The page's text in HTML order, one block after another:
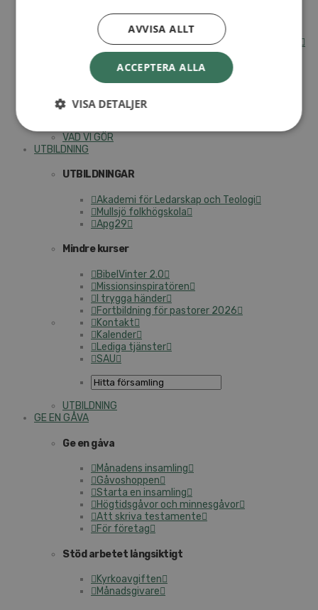
Engagera dig internationellt
Missionsinspiratörens verktygslåda
Entreprenörskap, företagande och Guds rike
Kontakt
Kalender
Lediga tjänster
VAD VI GÖR
UTBILDNING
UTBILDNINGAR
Akademi för Ledarskap och Teologi
Mullsjö folkhögskola
Apg29
Mindre kurser
BibelVinter 2.0
Missionsinspiratören
I trygga händer
Fortbildning för pastorer 2026
Kontakt
Kalender
Lediga tjänster
SAU
UTBILDNING
GE EN GÅVA
Ge en gåva
Månadens insamling
Gåvoshoppen
Starta en insamling
Högtidsgåvor och minnesgåvor
Att skriva testamente
För företag
Stöd arbetet långsiktigt
Kyrkoavgiften
Månadsgivare
ACCEPTERA ALLA
AVVISA ALLT
VISA DETALJER